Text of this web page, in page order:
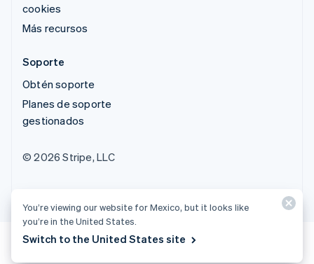
cookies
Más recursos
Soporte
Obtén soporte
Planes de soporte
gestionados
© 2026 Stripe, LLC
You’re viewing our website for Mexico, but it looks like
you’re in the United States.
Switch to the United States site